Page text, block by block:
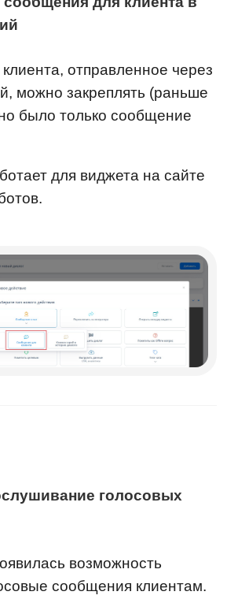
отправленное через
можно закреплять (раньше
было только сообщение
для виджета на сайте
голосовых
возможность
сообщения клиентам.